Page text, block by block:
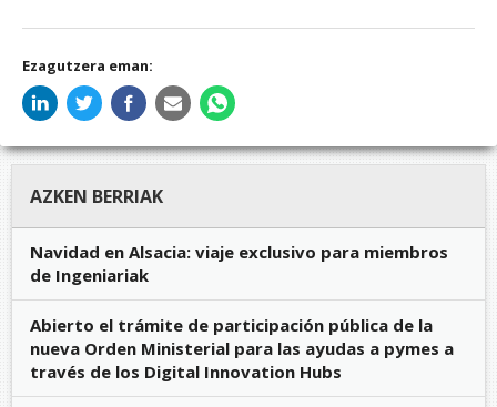
Ezagutzera eman:
AZKEN BERRIAK
Navidad en Alsacia: viaje exclusivo para miembros
de Ingeniariak
Abierto el trámite de participación pública de la
nueva Orden Ministerial para las ayudas a pymes a
través de los Digital Innovation Hubs